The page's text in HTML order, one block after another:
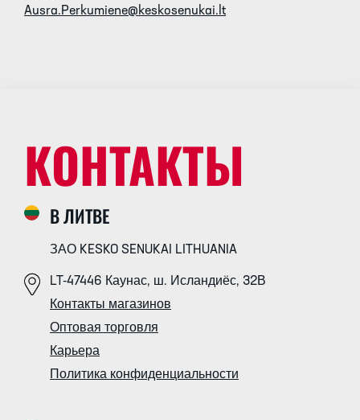
Ausra.Perkumiene@keskosenukai.lt
КОНТАКТЫ
В ЛИТВЕ
ЗАО KESKO SENUKAI LITHUANIA
LT-47446 Каунас, ш. Исландиёс, 32В
Контакты магазинов
Оптовая торговля
Карьера
Политика конфиденциальности